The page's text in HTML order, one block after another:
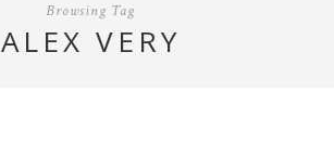
Browsing Tag
ALEX VERY